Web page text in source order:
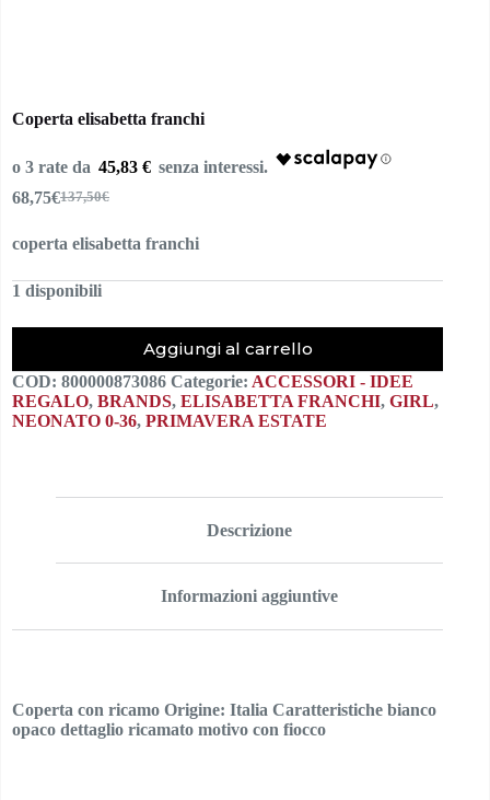
Coperta elisabetta franchi
45,83 €
137,50€
Il
originale
137,50€.
68,75€Il
attuale
68,75€.
coperta elisabetta franchi
1 disponibili
Aggiungi al carrello
COD: 800000873086 Categorie: ACCESSORI - IDEE
REGALO, BRANDS, ELISABETTA FRANCHI, GIRL,
NEONATO 0-36, PRIMAVERA ESTATE
Descrizione
Informazioni aggiuntive
Coperta con ricamo Origine: Italia Caratteristiche bianco
opaco dettaglio ricamato motivo con fiocco